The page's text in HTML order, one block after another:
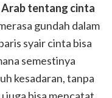
tentang cinta
gundah dalam
syair cinta bisa
semestinya
kesadaran, tanpa